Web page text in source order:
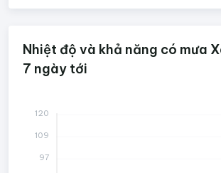
Nhiệt độ và khả năng có mưa
7 ngày tới
120
109
97